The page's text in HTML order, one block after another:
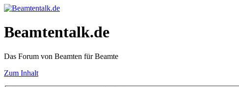
Beamtentalk.de
Das Forum von Beamten für Beamte
Zum Inhalt